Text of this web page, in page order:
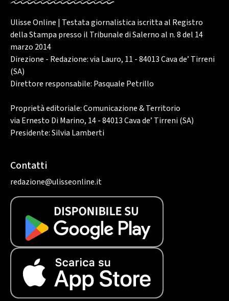
Ulisse Online | Testata giornalistica iscritta al Registro
della Stampa presso il Tribunale di Salerno al n. 8 del 14
marzo 2014
Direzione - Redazione: via Lauro, 11 - 84013 Cava de’ Tirreni
(SA)
Direttore responsabile: Pasquale Petrillo
Proprietà editoriale: Comunicazione & Territorio
via Ernesto Di Marino, 14 - 84013 Cava de’ Tirreni (SA)
Presidente: Silvia Lamberti
Contatti
redazione@ulisseonline.it